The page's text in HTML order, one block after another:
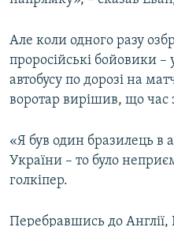
Але коли одного разу
проросійські бойовики –
автобусу по дорозі на
воротар вирішив, що час
«Я був один бразилець в
України – то було
голкіпер.
Перебравшись до